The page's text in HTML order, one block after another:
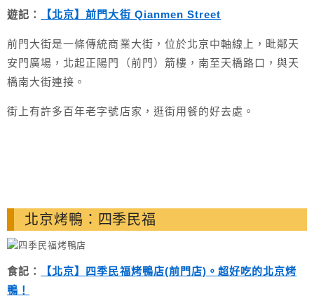
遊記： 【北京】前門大街 Qianmen Street
前門大街是一條傳統商業大街，位於北京中軸線上，毗鄰天
安門廣場，北起正陽門（前門）箭樓，南至天橋路口，與天
橋南大街連接。
街上有許多百年老字號店家，逛街用餐的好去處。
北京烤鴨：四季民福
食記：
【北京】四季民福烤鴨店(前門店)。超好吃的北京烤
鴨！